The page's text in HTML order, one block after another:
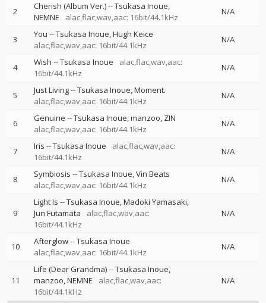
2 Cherish (Album Ver.)--Tsukasa Inoue
NEMNE
alac,flac,wav,aac: 16bit/44.1kHz
N/A
3 You --Tsukasa Inoue Hugh Keice
alac,flac,wav,aac: 16bit/44.1kHz
N/A
4 Wish --Tsukasa Inoue
alac,flac,wav,aac:
16bit/44.1kHz
N/A
5 Just Living--Tsukasa Inoue Moment.
alac,flac,wav,aac: 16bit/44.1kHz
N/A
6 Genuine --Tsukasa Inoue manzoo ZIN
alac,flac,wav,aac: 16bit/44.1kHz
N/A
7 Iris --Tsukasa Inoue
alac,flac,wav,aac:
16bit/44.1kHz
N/A
8 Symbiosis --Tsukasa Inoue Vin Beats
alac,flac,wav,aac: 16bit/44.1kHz
N/A
9
Light Is --Tsukasa Inoue Madoki Yamasaki
Jun Futamata
alac,flac,wav,aac:
16bit/44.1kHz
N/A
10 Afterglow--Tsukasa Inoue
alac,flac,wav,aac: 16bit/44.1kHz
N/A
11
Life (Dear Grandma)--Tsukasa Inoue
manzoo NEMNE
alac,flac,wav,aac:
16bit/44.1kHz
N/A